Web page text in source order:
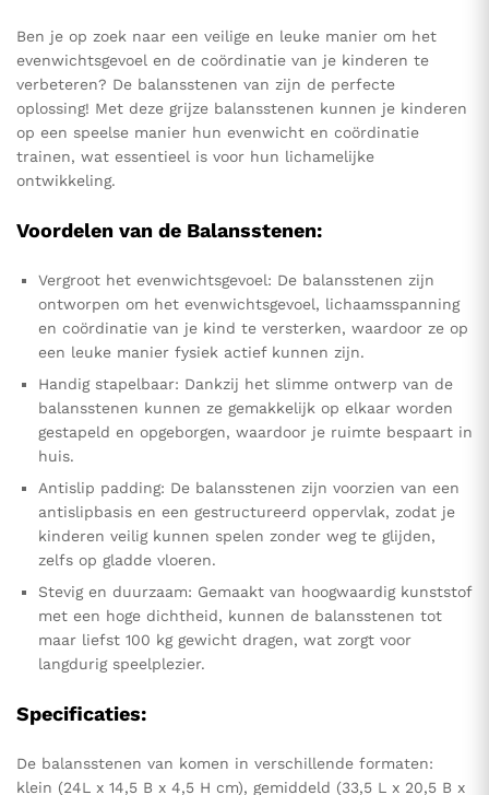
Ben je op zoek naar een veilige en leuke manier om het
evenwichtsgevoel en de coördinatie van je kinderen te
verbeteren? De balansstenen van zijn de perfecte
oplossing! Met deze grijze balansstenen kunnen je kinderen
op een speelse manier hun evenwicht en coördinatie
trainen, wat essentieel is voor hun lichamelijke
ontwikkeling.
Voordelen van de Balansstenen:
Vergroot het evenwichtsgevoel: De balansstenen zijn
ontworpen om het evenwichtsgevoel, lichaamsspanning
en coördinatie van je kind te versterken, waardoor ze op
een leuke manier fysiek actief kunnen zijn.
Handig stapelbaar: Dankzij het slimme ontwerp van de
balansstenen kunnen ze gemakkelijk op elkaar worden
gestapeld en opgeborgen, waardoor je ruimte bespaart in
huis.
Antislip padding: De balansstenen zijn voorzien van een
antislipbasis en een gestructureerd oppervlak, zodat je
kinderen veilig kunnen spelen zonder weg te glijden,
zelfs op gladde vloeren.
Stevig en duurzaam: Gemaakt van hoogwaardig kunststof
met een hoge dichtheid, kunnen de balansstenen tot
maar liefst 100 kg gewicht dragen, wat zorgt voor
langdurig speelplezier.
Specificaties:
De balansstenen van komen in verschillende formaten:
klein (24L x 14,5 B x 4,5 H cm), gemiddeld (33,5 L x 20,5 B x